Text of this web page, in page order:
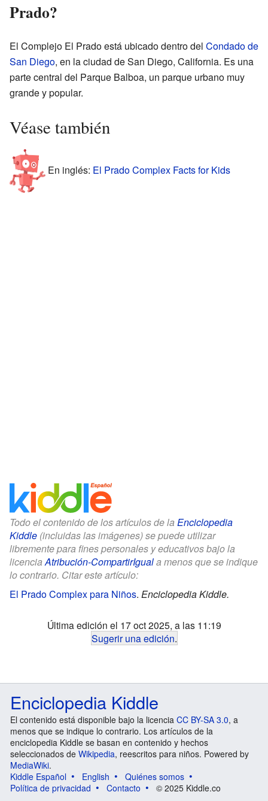
Prado?
El Complejo El Prado está ubicado dentro del Condado de
San Diego, en la ciudad de San Diego, California. Es una
parte central del Parque Balboa, un parque urbano muy
grande y popular.
Véase también
En inglés: El Prado Complex Facts for Kids
Todo el contenido de los artículos de la Enciclopedia
Kiddle (incluidas las imágenes) se puede utilizar
libremente para fines personales y educativos bajo la
licenciaAtribución-CompartirIguala menos que se indique
lo contrario. Citar este artículo:
El Prado Complex para Niños. Enciclopedia Kiddle.
Última edición el 17 oct 2025, a las 11:19
Sugerir una edición.
Enciclopedia Kiddle
El contenido está disponible bajo la licencia CC BY-SA 3.0, a
menos que se indique lo contrario. Los artículos de la
enciclopedia Kiddle se basan en contenido y hechos
seleccionados de Wikipedia, reescritos para niños. Powered by
MediaWiki.
Kiddle Español
English
Quiénes somos
Política de privacidad
Contacto © 2025 Kiddle.co